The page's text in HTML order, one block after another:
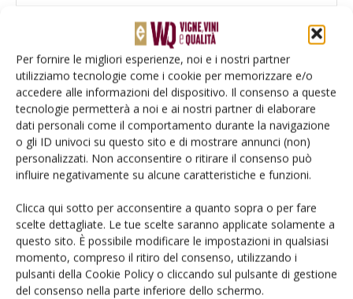
Per fornire le migliori esperienze, noi e i nostri partner
utilizziamo tecnologie come i cookie per memorizzare e/o
accedere alle informazioni del dispositivo. Il consenso a queste
tecnologie permetterà a noi e ai nostri partner di elaborare
dati personali come il comportamento durante la navigazione
o gli ID univoci su questo sito e di mostrare annunci (non)
personalizzati. Non acconsentire o ritirare il consenso può
influire negativamente su alcune caratteristiche e funzioni.
Clicca qui sotto per acconsentire a quanto sopra o per fare
scelte dettagliate. Le tue scelte saranno applicate solamente a
questo sito. È possibile modificare le impostazioni in qualsiasi
momento, compreso il ritiro del consenso, utilizzando i
pulsanti della Cookie Policy o cliccando sul pulsante di gestione
del consenso nella parte inferiore dello schermo.
Salva il mio nome, email e sito web in questo browser per la
prossima volta che commento.
E-magazine
Tecniche, prodotti e servizi dalle aziende